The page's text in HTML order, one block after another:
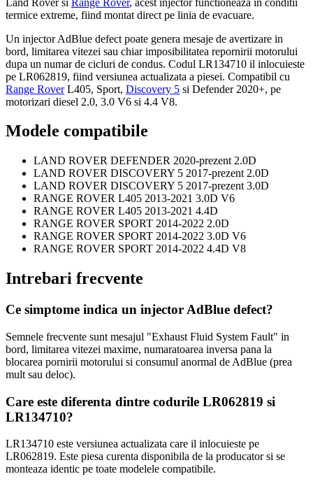
termice extreme, fiind montat direct pe linia de evacuare.
Un injector AdBlue defect poate genera mesaje de avertizare in
bord, limitarea vitezei sau chiar imposibilitatea repornirii motorului
dupa un numar de cicluri de condus. Codul LR134710 il inlocuieste
pe LR062819, fiind versiunea actualizata a piesei. Compatibil cu
Range RoverL405, Sport, Discovery 5 si Defender 2020+, pe
motorizari diesel 2.0, 3.0 V6 si 4.4 V8.
Modele compatibile
LAND ROVER DEFENDER 2020-prezent 2.0D
LAND ROVER DISCOVERY 5 2017-prezent 2.0D
LAND ROVER DISCOVERY 5 2017-prezent 3.0D
RANGE ROVER L405 2013-2021 3.0D V6
RANGE ROVER L405 2013-2021 4.4D
RANGE ROVER SPORT 2014-2022 2.0D
RANGE ROVER SPORT 2014-2022 3.0D V6
RANGE ROVER SPORT 2014-2022 4.4D V8
Intrebari frecvente
Ce simptome indica un injector AdBlue defect?
Semnele frecvente sunt mesajul "Exhaust Fluid System Fault" in
bord, limitarea vitezei maxime, numaratoarea inversa pana la
blocarea pornirii motorului si consumul anormal de AdBlue (prea
mult sau deloc).
Care este diferenta dintre codurile LR062819 si
LR134710?
LR134710 este versiunea actualizata care il inlocuieste pe
LR062819. Este piesa curenta disponibila de la producator si se
monteaza identic pe toate modelele compatibile.